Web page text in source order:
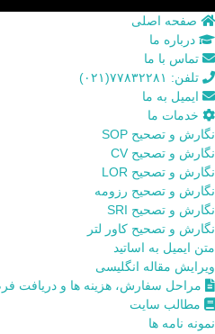
صفحه اصلی
درباره ما
تماس با ما
تلفن: ۷۷۸۳۲۲۸۱(۰۲۱)
ایمیل به ما
خدمات ما
نگارش و تصحیح SOP
نگارش و تصحیح CV
نگارش و تصحیح LOR
نگارش و تصحیح رزومه
نگارش و تصحیح SRI
نگارش و تصحیح کاور لتر
متن ایمیل به اساتید
ویرایش مقاله انگلیسی
مراحل سفارش، هزینه ها و دریافت
مطالب سایت
نمونه نامه ها